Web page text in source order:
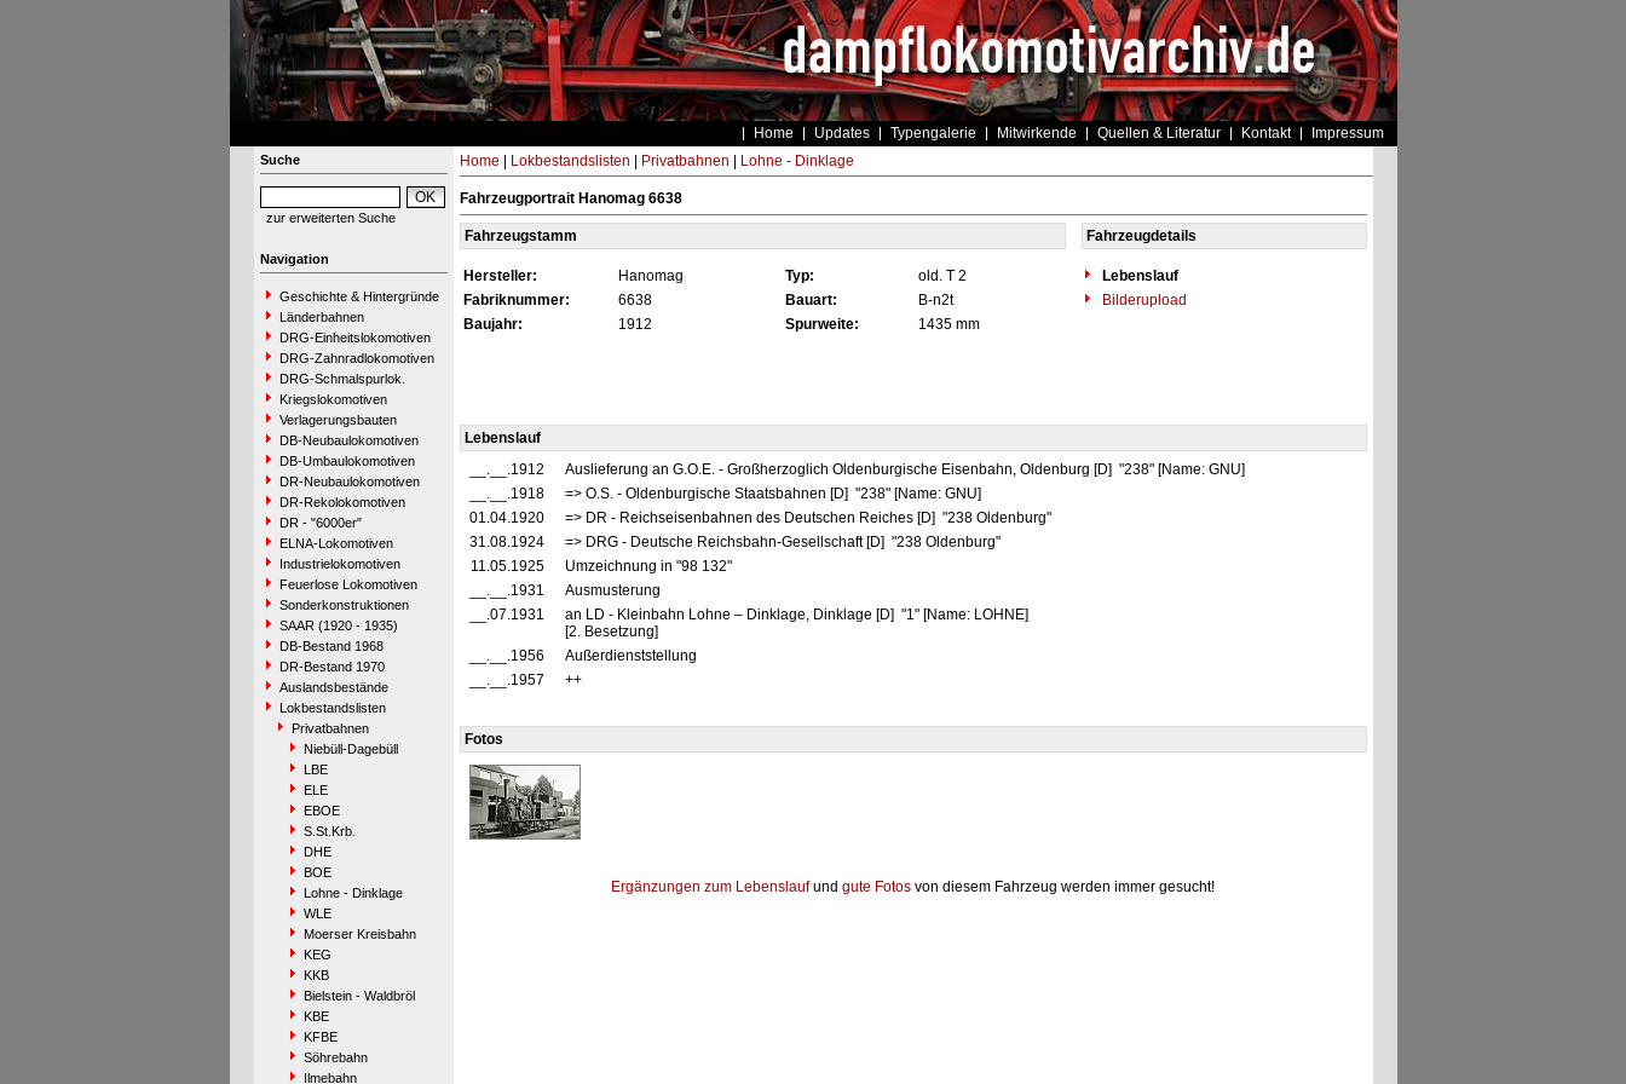
Home Updates Typengalerie Mitwirkende Quellen & Literatur Kontakt Impressum
Suche
zur erweiterten Suche
Navigation
Geschichte & Hintergründe
Länderbahnen
DRG-Einheitslokomotiven
DRG-Zahnradlokomotiven
DRG-Schmalspurlok.
Kriegslokomotiven
Verlagerungsbauten
DB-Neubaulokomotiven
DB-Umbaulokomotiven
DR-Neubaulokomotiven
DR-Rekolokomotiven
DR - "6000er"
ELNA-Lokomotiven
Industrielokomotiven
Feuerlose Lokomotiven
Sonderkonstruktionen
SAAR (1920 - 1935)
DB-Bestand 1968
DR-Bestand 1970
Auslandsbestände
Lokbestandslisten
Privatbahnen
Niebüll-Dagebüll
LBE
ELE
EBOE
S.St.Krb.
DHE
BOE
Lohne - Dinklage
WLE
Moerser Kreisbahn
KEG
KKB
Bielstein - Waldbröl
KBE
KFBE
Söhrebahn
Ilmebahn
Home Lokbestandslisten Privatbahnen Lohne - Dinklage
Fahrzeugportrait Hanomag 6638
Fahrzeugstamm Fahrzeugdetails
Hersteller: Hanomag Typ: old. T 2
Lebenslauf
Fabriknummer:
6638 Bauart: B-n2t
Bilderupload
Baujahr:
1912 Spurweite: 1435 mm
Lebenslauf
__.__.1912
Auslieferung an G.O.E. - Großherzoglich Oldenburgische Eisenbahn, Oldenburg [D] "238" [Name: GNU]
__.__.1918
=> O.S. - Oldenburgische Staatsbahnen [D] "238" [Name: GNU]
01.04.1920
=> DR - Reichseisenbahnen des Deutschen Reiches [D] "238 Oldenburg"
31.08.1924
=> DRG - Deutsche Reichsbahn-Gesellschaft [D] "238 Oldenburg"
11.05.1925
Umzeichnung in "98 132"
__.__.1931
Ausmusterung
__.07.1931
an LD - Kleinbahn Lohne – Dinklage, Dinklage [D] "1" [Name: LOHNE]
[2. Besetzung]
__.__.1956
Außerdienststellung
__.__.1957
++
Fotos
Ergänzungen zum Lebenslaufund gute Fotos von diesem Fahrzeug werden immer gesucht!